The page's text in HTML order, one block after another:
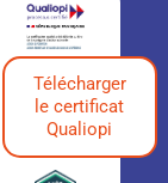
Télécharger
le certificat
Qualiopi